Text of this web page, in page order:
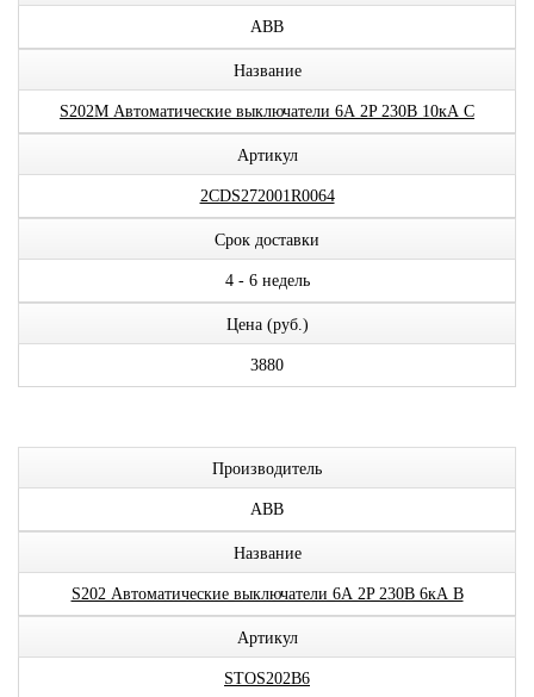
ABB
Название
S202M Автоматические выключатели 6А 2P 230В 10кА C
Артикул
2CDS272001R0064
Срок доставки
4 - 6 недель
Цена (руб.)
3880
Производитель
ABB
Название
S202 Автоматические выключатели 6А 2P 230В 6кА B
Артикул
STOS202B6